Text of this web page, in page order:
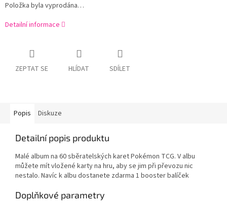
Položka byla vyprodána…
Detailní informace
ZEPTAT SE HLÍDAT SDÍLET
Popis Diskuze
Detailní popis produktu
Malé album na 60 sběratelských karet Pokémon TCG. V albu
můžete mít vložené karty na hru, aby se jim při převozu nic
nestalo. Navíc k albu dostanete zdarma 1 booster balíček
Doplňkové parametry